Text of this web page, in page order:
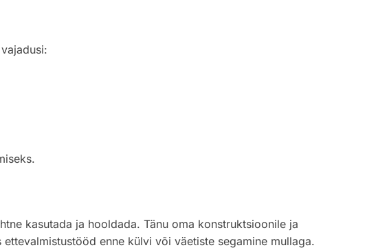
kasutada ja hooldada. Tänu oma konstruktsioonile ja
enne külvi või väetiste segamine mullaga.